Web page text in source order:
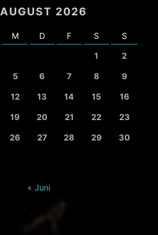
AUGUST 2026
M D F S
S
1
2
5 6 7 8
9
12 13 14 15
16
19 20 21 22
23
26 27 28 29
30
« Juni